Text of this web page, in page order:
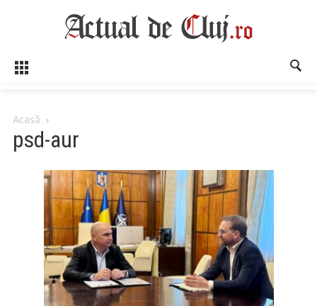
Acasă
psd-aur